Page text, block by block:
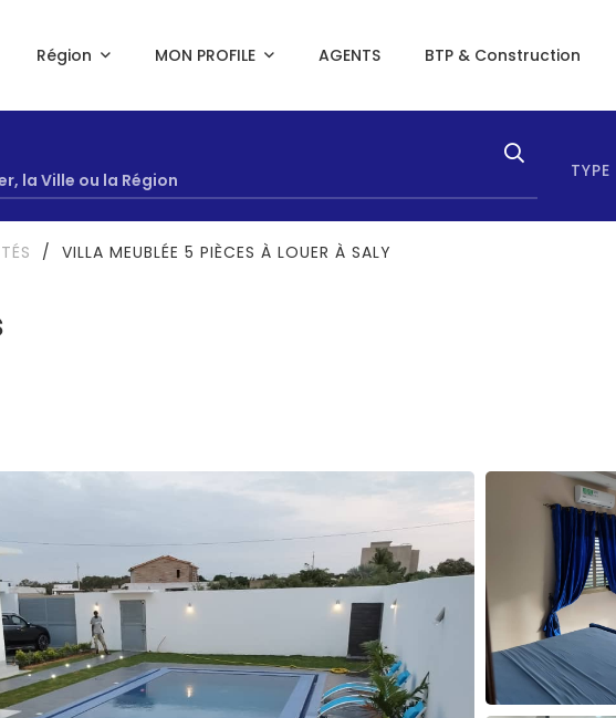
Région MON PROFILE AGENTS BTP & Construction
TYPE
/ VILLA MEUBLÉE 5 PIÈCES À LOUER À SALY